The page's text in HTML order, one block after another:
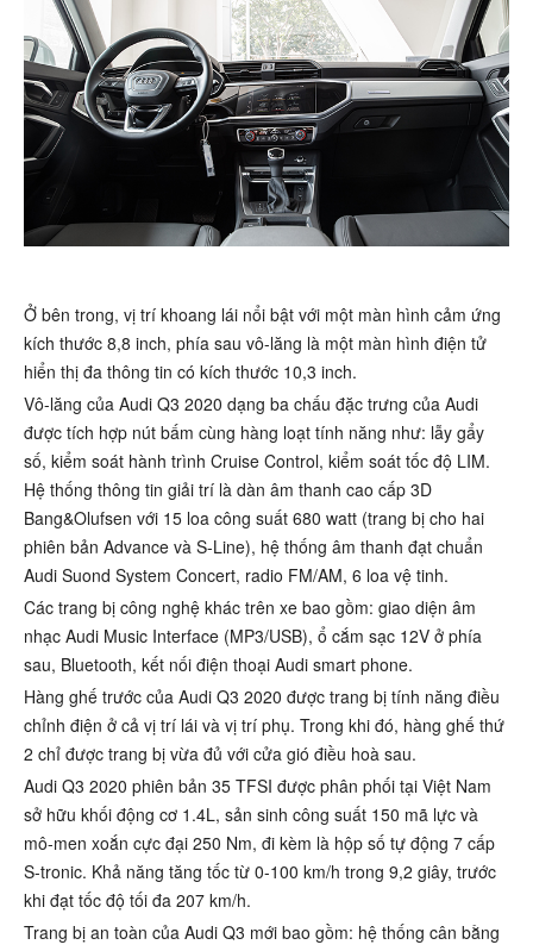
Ở bên trong, vị trí khoang lái nổi bật với một màn hình cảm ứng
kích thước 8,8 inch, phía sau vô-lăng là một màn hình điện tử
hiển thị đa thông tin có kích thước 10,3 inch.
Vô-lăng của Audi Q3 2020 dạng ba chấu đặc trưng của Audi
được tích hợp nút bấm cùng hàng loạt tính năng như: lẫy gẩy
số, kiểm soát hành trình Cruise Control, kiểm soát tốc độ LIM.
Hệ thống thông tin giải trí là dàn âm thanh cao cấp 3D
Bang&Olufsen với 15 loa công suất 680 watt (trang bị cho hai
phiên bản Advance và S-Line), hệ thống âm thanh đạt chuẩn
Audi Suond System Concert, radio FM/AM, 6 loa vệ tinh.
Các trang bị công nghệ khác trên xe bao gồm: giao diện âm
nhạc Audi Music Interface (MP3/USB), ổ cắm sạc 12V ở phía
sau, Bluetooth, kết nối điện thoại Audi smart phone.
Hàng ghế trước của Audi Q3 2020 được trang bị tính năng điều
chỉnh điện ở cả vị trí lái và vị trí phụ. Trong khi đó, hàng ghế thứ
2 chỉ được trang bị vừa đủ với cửa gió điều hoà sau.
Audi Q3 2020 phiên bản 35 TFSI được phân phối tại Việt Nam
sở hữu khối động cơ 1.4L, sản sinh công suất 150 mã lực và
mô-men xoắn cực đại 250 Nm, đi kèm là hộp số tự động 7 cấp
S-tronic. Khả năng tăng tốc từ 0-100 km/h trong 9,2 giây, trước
khi đạt tốc độ tối đa 207 km/h.
Trang bị an toàn của Audi Q3 mới bao gồm: hệ thống cân bằng